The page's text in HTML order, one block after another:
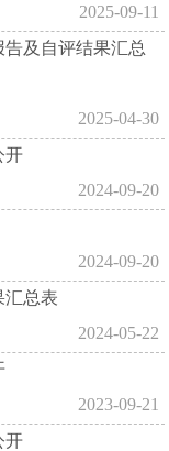
2025-09-11
及自评结果汇总
2025-04-30
开
2024-09-20
2024-09-20
汇总表
2024-05-22
2023-09-21
开